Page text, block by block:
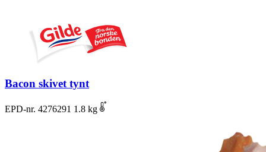
Bacon skivet tynt
EPD-nr. 4276291 1.8 kg